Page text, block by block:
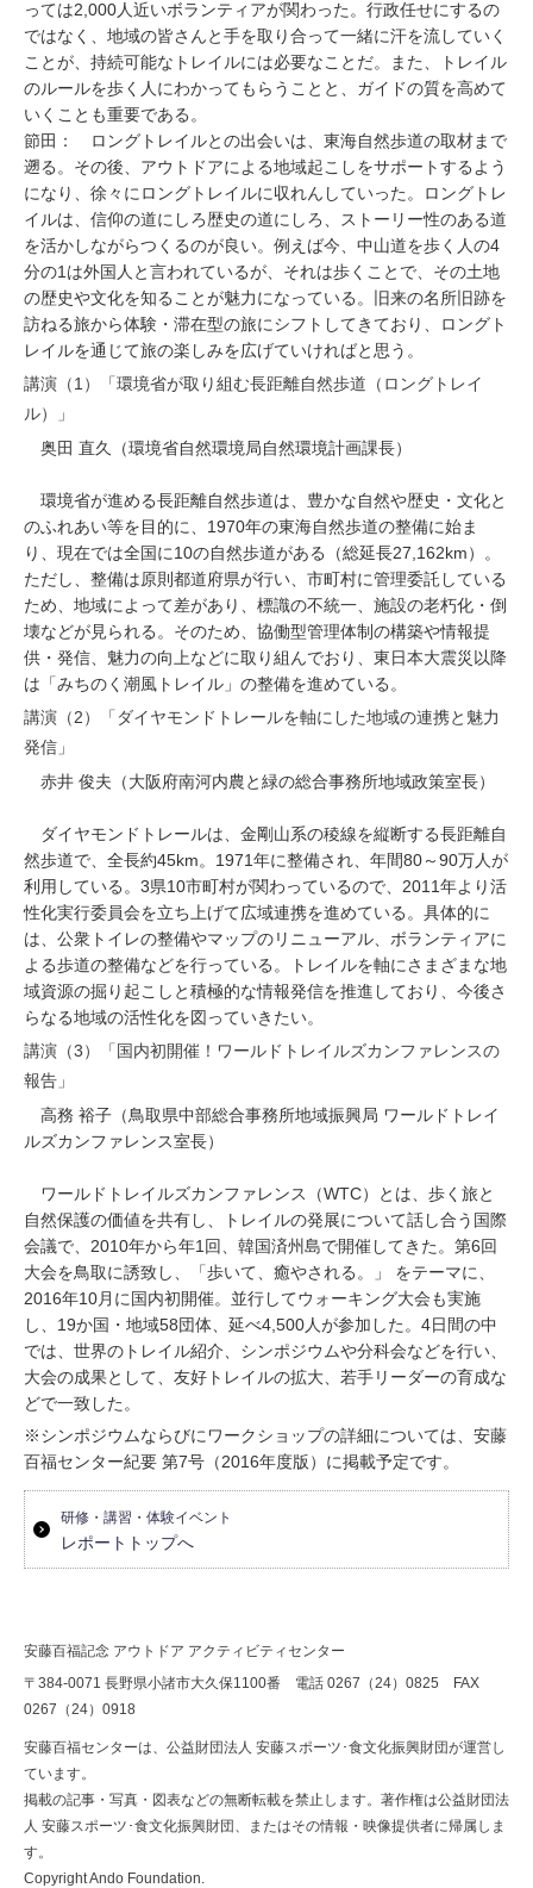
っては2,000人近いボランティアが関わった。行政任せにするの
ではなく、地域の皆さんと手を取り合って一緒に汗を流していく
ことが、持続可能なトレイルには必要なことだ。また、トレイル
のルールを歩く人にわかってもらうことと、ガイドの質を高めて
いくことも重要である。
節田：
ロングトレイルとの出会いは、東海自然歩道の取材まで
遡る。その後、アウトドアによる地域起こしをサポートするよう
になり、徐々にロングトレイルに収れんしていった。ロングトレ
イルは、信仰の道にしろ歴史の道にしろ、ストーリー性のある道
を活かしながらつくるのが良い。例えば今、中山道を歩く人の4
分の1は外国人と言われているが、それは歩くことで、その土地
の歴史や文化を知ることが魅力になっている。旧来の名所旧跡を
訪ねる旅から体験・滞在型の旅にシフトしてきており、ロングト
レイルを通じて旅の楽しみを広げていければと思う。
講演（1）「環境省が取り組む長距離自然歩道（ロングトレイ
ル）」
奥田 直久（環境省自然環境局自然環境計画課長）
環境省が進める長距離自然歩道は、豊かな自然や歴史・文化と
のふれあい等を目的に、1970年の東海自然歩道の整備に始ま
り、現在では全国に10の自然歩道がある（総延長27,162km）。
ただし、整備は原則都道府県が行い、市町村に管理委託している
ため、地域によって差があり、標識の不統一、施設の老朽化・倒
壊などが見られる。そのため、協働型管理体制の構築や情報提
供・発信、魅力の向上などに取り組んでおり、東日本大震災以降
は「みちのく潮風トレイル」の整備を進めている。
講演（2）「ダイヤモンドトレールを軸にした地域の連携と魅力
発信」
赤井 俊夫（大阪府南河内農と緑の総合事務所地域政策室長）
ダイヤモンドトレールは、金剛山系の稜線を縦断する長距離自
然歩道で、全長約45km。1971年に整備され、年間80～90万人が
利用している。3県10市町村が関わっているので、2011年より活
性化実行委員会を立ち上げて広域連携を進めている。具体的に
は、公衆トイレの整備やマップのリニューアル、ボランティアに
よる歩道の整備などを行っている。トレイルを軸にさまざまな地
域資源の掘り起こしと積極的な情報発信を推進しており、今後さ
らなる地域の活性化を図っていきたい。
講演（3）「国内初開催！ワールドトレイルズカンファレンスの
報告」
高務 裕子（鳥取県中部総合事務所地域振興局 ワールドトレイ
ルズカンファレンス室長）
ワールドトレイルズカンファレンス（WTC）とは、歩く旅と
自然保護の価値を共有し、トレイルの発展について話し合う国際
会議で、2010年から年1回、韓国済州島で開催してきた。第6回
大会を鳥取に誘致し、「歩いて、癒やされる。」 をテーマに、
2016年10月に国内初開催。並行してウォーキング大会も実施
し、19か国・地域58団体、延べ4,500人が参加した。4日間の中
では、世界のトレイル紹介、シンポジウムや分科会などを行い、
大会の成果として、友好トレイルの拡大、若手リーダーの育成な
どで一致した。
※シンポジウムならびにワークショップの詳細については、安藤
百福センター紀要 第7号（2016年度版）に掲載予定です。
研修・講習・体験イベント
レポートトップへ
安藤百福記念 アウトドア アクティビティセンター
〒384-0071 長野県小諸市大久保1100番 電話 0267（24）0825 FAX
0267（24）0918
安藤百福センターは、公益財団法人 安藤スポーツ･食文化振興財団が運営し
ています。
掲載の記事・写真・図表などの無断転載を禁止します。著作権は公益財団法
人 安藤スポーツ･食文化振興財団、またはその情報・映像提供者に帰属しま
す。
Copyright Ando Foundation.